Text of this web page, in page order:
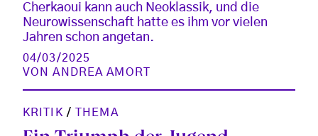
Cherkaoui kann auch Neoklassik, und die
Neurowissenschaft hatte es ihm vor vielen
Jahren schon angetan.
04/03/2025
VONANDREA AMORT
KRITIK / THEMA